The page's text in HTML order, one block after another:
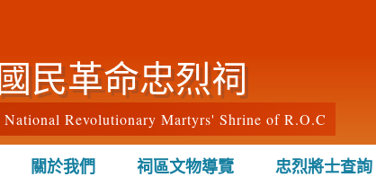
國民革命忠烈祠
National Revolutionary Martyrs' Shrine of R.O.C
關於我們 祠區文物導覽 忠烈將士查詢